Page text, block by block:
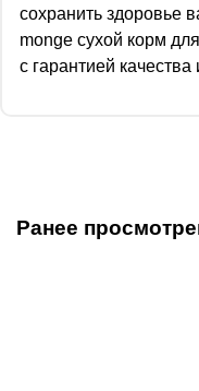
сохранить здоровье
monge сухой корм
с гарантией качества
Ранее